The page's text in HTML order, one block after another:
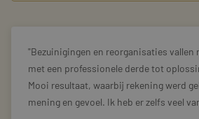
Bezuinigingen en reorganisaties vallen
met een professionele derde tot
Mooi resultaat, waarbij rekening werd
mening en gevoel. Ik heb er zelfs veel